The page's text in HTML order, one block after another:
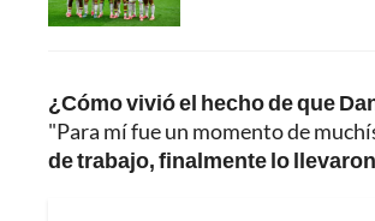
¿Cómo vivió el hecho de que
"Para mí fue un momento de
de trabajo, finalmente lo